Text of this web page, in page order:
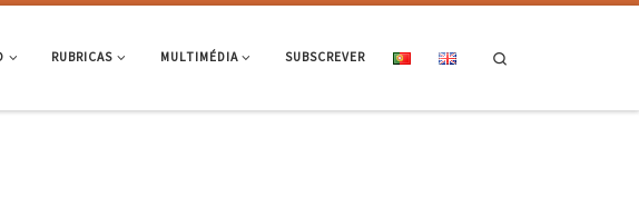
RUBRICAS MULTIMÉDIA SUBSCREVER